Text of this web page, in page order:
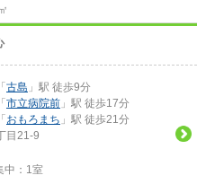
「 古島 」駅 徒歩9分
「 市立病院前 」駅 徒歩17分
「 おもろまち 」駅 徒歩21分
目21-9
： 1室